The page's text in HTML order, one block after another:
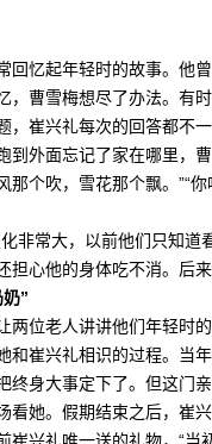
起年轻时的故事。他曾
曹雪梅想尽了办法。有时
兴礼每次的回答都不一
面忘记了家在哪里，曹
那个吹，雪花那个飘。”“
常大，以前他们只知道看
心他的身体吃不消。后来
”
位老人讲讲他们年轻时的
兴礼相识的过程。当年
终身大事定下了。但这门
看她。假期结束之后，崔